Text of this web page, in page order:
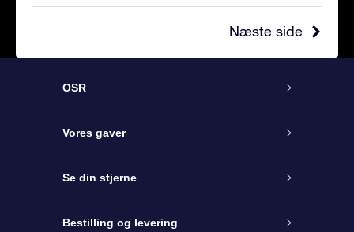
Næste side
OSR
Kundeservice
Kontakt os
Bloggen
Vores gaver
Online Stjernegave
OSR Gavepakke
Se din stjerne
Star Register
Bestilling og levering